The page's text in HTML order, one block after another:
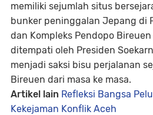
memiliki sejumlah situs
bunker peninggalan Jepang di
dan Kompleks Pendopo
ditempati oleh Presiden
menjadi saksi bisu perjalanan
Bireuen dari masa ke masa.
Artikel lain Refleksi Bangsa
Kekejaman Konflik Aceh